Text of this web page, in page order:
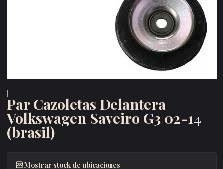
Par Cazoletas Delantera
Volkswagen Saveiro G3 02-14
(brasil)
Mostrar stock de ubicaciones